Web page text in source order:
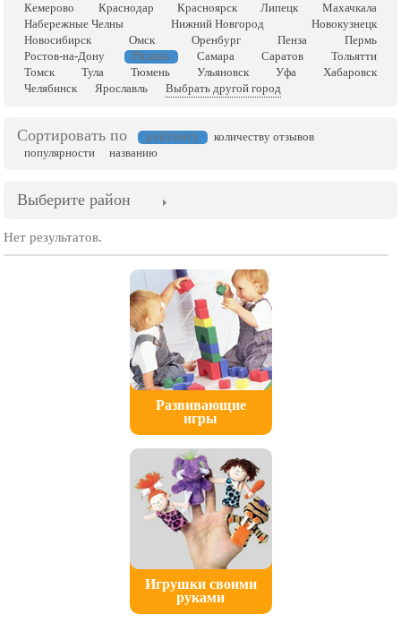
Кемерово
Краснодар Красноярск Липецк
Махачкала
Набережные Челны
Нижний Новгород
Новокузнецк
Новосибирск
Омск Оренбург Пенза
Пермь
Ростов-на-Дону
Рязань Самара Саратов
Тольятти
Томск
Тула Тюмень Ульяновск Уфа
Хабаровск
Челябинск
Ярославль Выбрать другой город
Сортировать по рейтингу
количеству отзывов
популярности
названию
Выберите район
Нет результатов.
Развивающие
игры
Игрушки своими
руками